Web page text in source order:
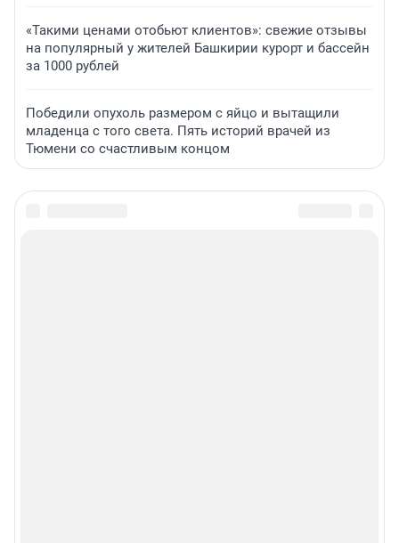
«Такими ценами отобьют клиентов»: свежие отзывы
на популярный у жителей Башкирии курорт и бассейн
за 1000 рублей
Победили опухоль размером с яйцо и вытащили
младенца с того света. Пять историй врачей из
Тюмени со счастливым концом